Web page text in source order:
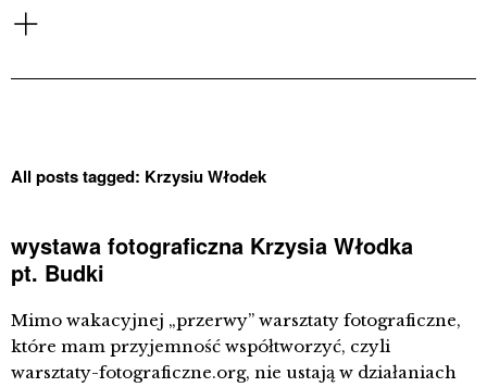
All posts tagged: Krzysiu Włodek
wystawa fotograficzna Krzysia Włodka
pt. Budki
Mimo wakacyjnej „przerwy” warsztaty fotograficzne,
które mam przyjemność współtworzyć, czyli
warsztaty-fotograficzne.org, nie ustają w działaniach